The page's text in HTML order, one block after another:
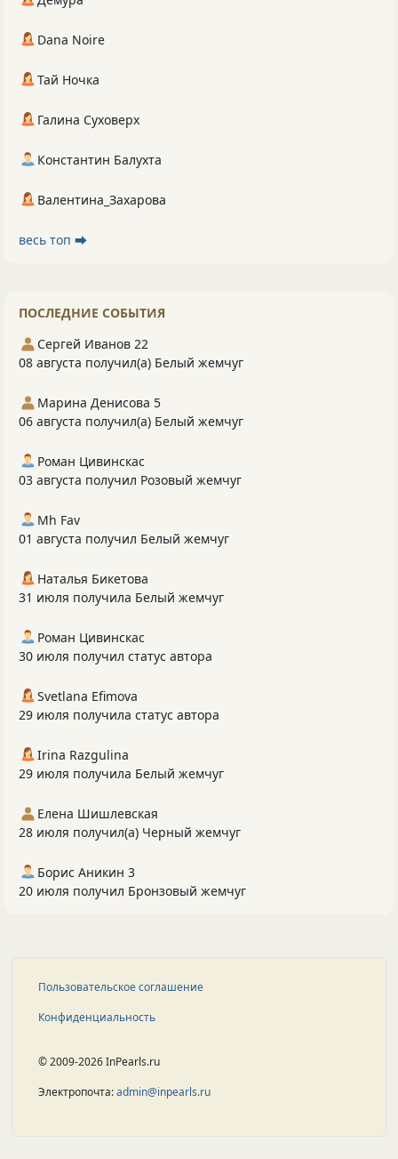
Dana Noire
Тай Ночка
Галина Суховерх
Константин Балухта
Валентина_Захарова
весь топ ⮕
ПОСЛЕДНИЕ СОБЫТИЯ
Сергей Иванов 22
08 августа получил(а) Белый жемчуг
Марина Денисова 5
06 августа получил(а) Белый жемчуг
Роман Цивинскас
03 августа получил Розовый жемчуг
Mh Fav
01 августа получил Белый жемчуг
Наталья Бикетова
31 июля получила Белый жемчуг
Роман Цивинскас
30 июля получил статус автора
Svetlana Efimova
29 июля получила статус автора
Irina Razgulina
29 июля получила Белый жемчуг
Елена Шишлевская
28 июля получил(а) Черный жемчуг
Борис Аникин 3
20 июля получил Бронзовый жемчуг
Пользовательское соглашение
Конфиденциальность
© 2009-2026 InPearls.ru
Электропочта:admin@inpearls.ru